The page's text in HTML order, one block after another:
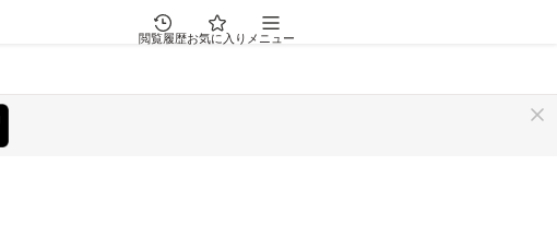
閲覧履歴お気に入り メニュー